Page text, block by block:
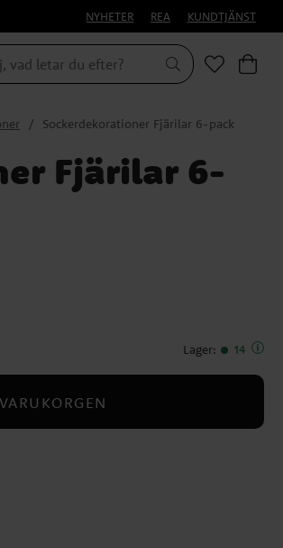
NYHETER REA KUNDTJÄNST
Sockerdekorationer Fjärilar 6-pack
Fjärilar 6-
Lager: 14